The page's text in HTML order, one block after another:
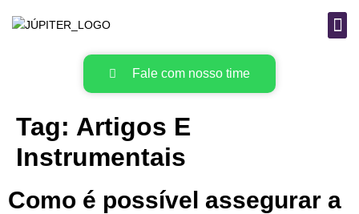
Fale com nosso time
Tag: Artigos E
Instrumentais
Como é possível assegurar a